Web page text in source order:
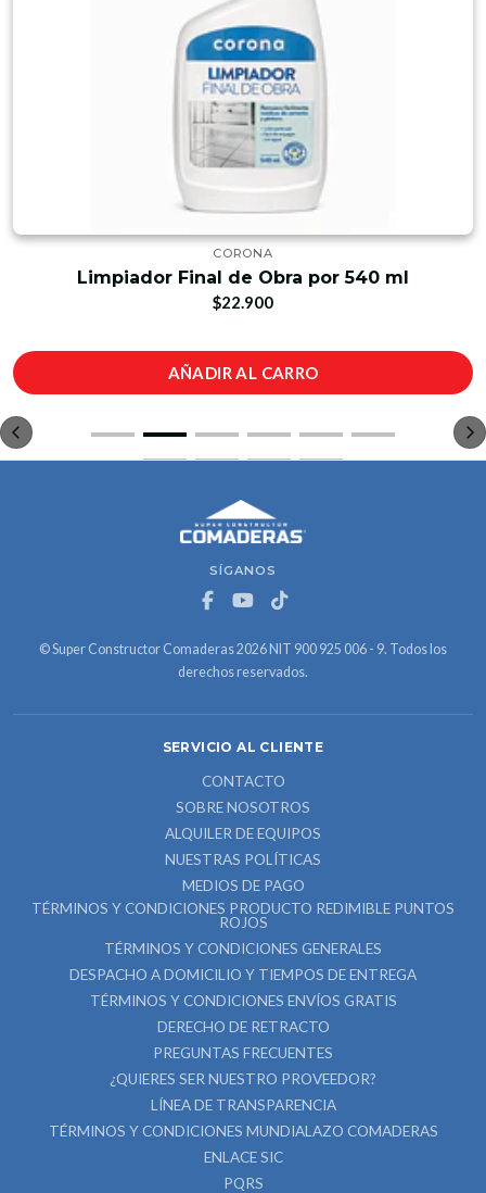
CORONA
Limpiador Final de Obra por 540 ml
$22.900
AÑADIR AL CARRO
SÍGANOS
© Super Constructor Comaderas 2026 NIT 900 925 006 - 9. Todos los
derechos reservados.
SERVICIO AL CLIENTE
CONTACTO
SOBRE NOSOTROS
ALQUILER DE EQUIPOS
NUESTRAS POLÍTICAS
MEDIOS DE PAGO
TÉRMINOS Y CONDICIONES PRODUCTO REDIMIBLE PUNTOS
ROJOS
TÉRMINOS Y CONDICIONES GENERALES
DESPACHO A DOMICILIO Y TIEMPOS DE ENTREGA
TÉRMINOS Y CONDICIONES ENVÍOS GRATIS
DERECHO DE RETRACTO
PREGUNTAS FRECUENTES
¿QUIERES SER NUESTRO PROVEEDOR?
LÍNEA DE TRANSPARENCIA
TÉRMINOS Y CONDICIONES MUNDIALAZO COMADERAS
ENLACE SIC
PQRS